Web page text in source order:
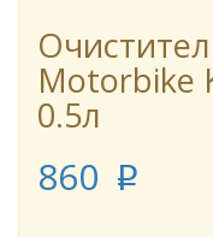
Motorbike
0.5л
860 p